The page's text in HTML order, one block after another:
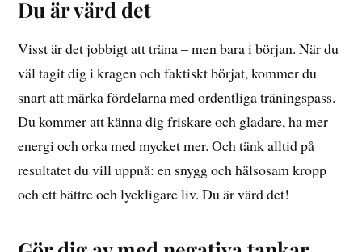
Du är värd det
Visst är det jobbigt att träna – men bara i början. När du
väl tagit dig i kragen och faktiskt börjat, kommer du
snart att märka fördelarna med ordentliga träningspass.
Du kommer att känna dig friskare och gladare, ha mer
energi och orka med mycket mer. Och tänk alltid på
resultatet du vill uppnå: en snygg och hälsosam kropp
och ett bättre och lyckligare liv. Du är värd det!